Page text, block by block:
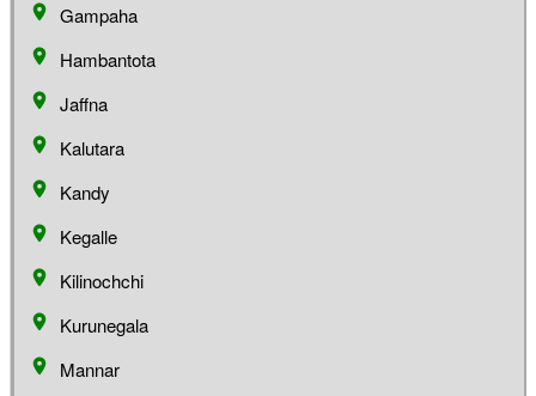
Gampaha
Hambantota
Jaffna
Kalutara
Kandy
Kegalle
Kilinochchi
Kurunegala
Mannar